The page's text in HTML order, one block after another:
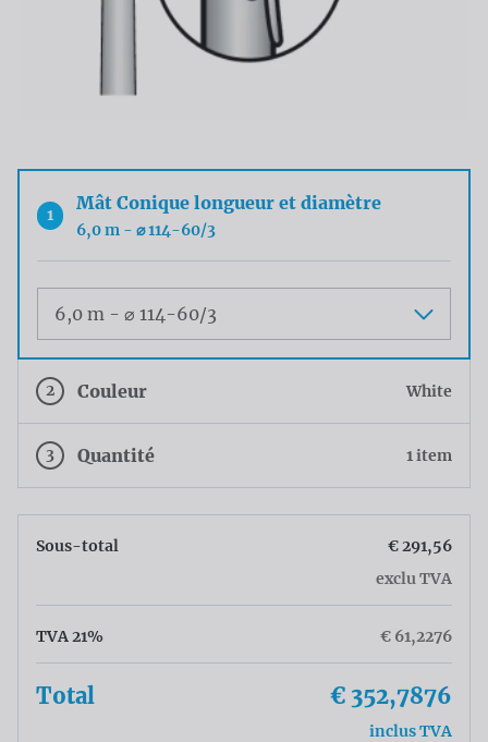
1
Mât Conique longueur et diamètre
6,0 m - ⌀ 114-60/3
Maat
2 Couleur White
3 Quantité 1 item
Sous-total
€ 291,56
exclu TVA
TVA 21% € 61,2276
Total € 352,7876
inclus TVA